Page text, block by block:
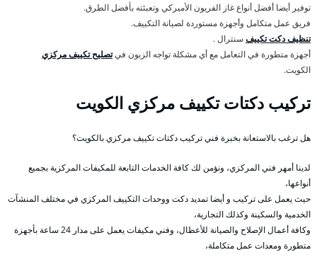
توفير أيضا أفضل أنواع غاز الفريون الأميركي وتعبئته بأفضل الطرق.
فريق عمل متكامل وأجهزة مستوردة لصيانة التكييف.
تنظيف دكت تكييف سنترال .
أجهزة متطورة في التعامل مع أي مشكلة تواجه الزبون فيتصليح تكييف مركزي
الكويت.
تركيب دكتات تكييف مركزي الكويت
هل ترغب بالاستعانة بخبرة فني تركيب دكتات تكييف مركزي بالكويت؟
لدينا أمهر فني المركزي، ونؤمن لك كافة الخدمات التابعة للمكيفات المركزية بجميع
أنواعها،
حيث يعمل على تركيب و أيضا تمديد دكت ووحدات التكييف المركزي في مختلف المنشآت
الخدمية والسكينة وكذلك التجارية،
وكافة أعمال الإصلاح والصيانة للأعطال، وفني مكيفات يعمل على مدار 24 ساعة بأجهزة
متطورة ومعدات عمل متكاملة،